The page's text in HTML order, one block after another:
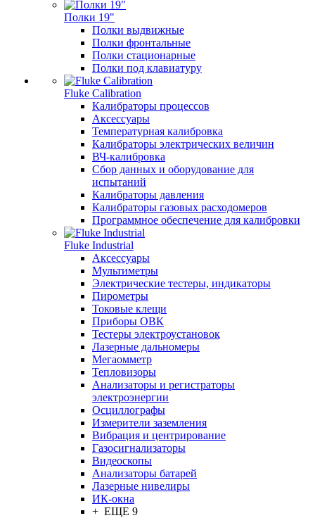
Полки 19"
Полки выдвижные
Полки фронтальные
Полки стационарные
Полки под клавиатуру
Fluke Calibration
Калибраторы процессов
Аксессуары
Температурная калибровка
Калибраторы электрических величин
ВЧ-калибровка
Сбор данных и оборудование для
испытаний
Калибраторы давления
Калибраторы газовых расходомеров
Программное обеспечение для калибровки
Fluke Industrial
Аксессуары
Мультиметры
Электрические тестеры, индикаторы
Пирометры
Токовые клещи
Приборы ОВК
Тестеры электроустановок
Лазерные дальномеры
Мегаомметр
Тепловизоры
Анализаторы и регистраторы
электроэнергии
Осциллографы
Измерители заземления
Вибрация и центрирование
Газосигнализаторы
Видеоскопы
Анализаторы батарей
Лазерные нивелиры
ИК-окна
+ ЕЩЕ 9